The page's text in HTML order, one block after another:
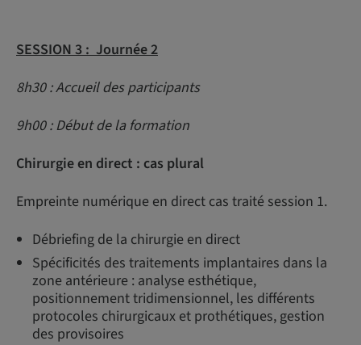
SESSION 3 : Journée 2
8h30 : Accueil des participants
9h00 : Début de la formation
Chirurgie en direct : cas plural
Empreinte numérique en direct cas traité session 1.
Débriefing de la chirurgie en direct
Spécificités des traitements implantaires dans la
zone antérieure : analyse esthétique,
positionnement tridimensionnel, les différents
protocoles chirurgicaux et prothétiques, gestion
des provisoires